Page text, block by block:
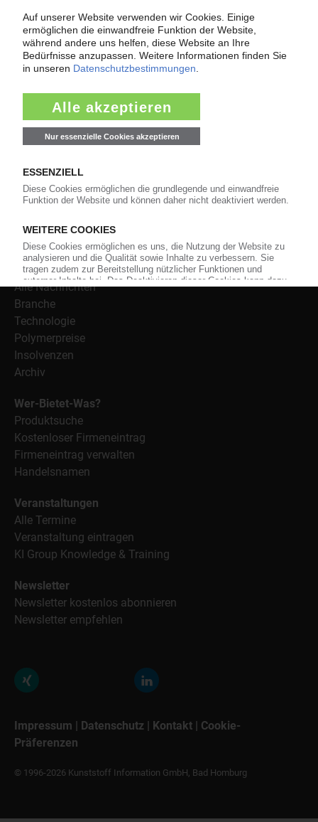
Über das KunststoffWeb
Als einer der Internet-Pioniere der Kunststoffindustrie
und Führungskräfte der Branche mit täglichen
Nachrichten rund um das Thema "Kunststoffe". Im Fokus
der Berichterstattung ist dabei die Preisentwicklung für
Material, Anwendungen und Verpackungen.
Weiterhin bietet das KunststoffWeb geeignete
Informationen wie Handelsnamen und Veranstaltungen.
Nachrichten
Alle Nachrichten
Branche
Technologie
Polymerpreise
Insolvenzen
Archiv
Wer-Bietet-Was?
Produktsuche
Kostenloser Firmeneintrag
Firmeneintrag verwalten
Handelsnamen
Veranstaltungen
Alle Termine
Veranstaltung eintragen
KI Group Knowledge & Training
Newsletter
Newsletter kostenlos abonnieren
Newsletter empfehlen
Impressum | Datenschutz | Kontakt | Cookie-
Präferenzen
© 1996-2026 Kunststoff Information GmbH, Bad Homburg